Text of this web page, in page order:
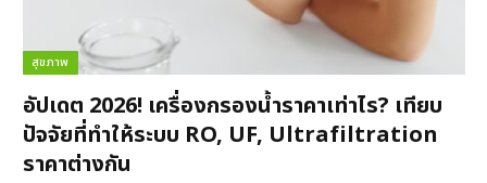
สุขภาพ
อัปเดต 2026! เครื่องกรองน้ำราคาเท่าไร? เทียบ
ปัจจัยที่ทำให้ระบบ RO, UF, Ultrafiltration
ราคาต่างกัน